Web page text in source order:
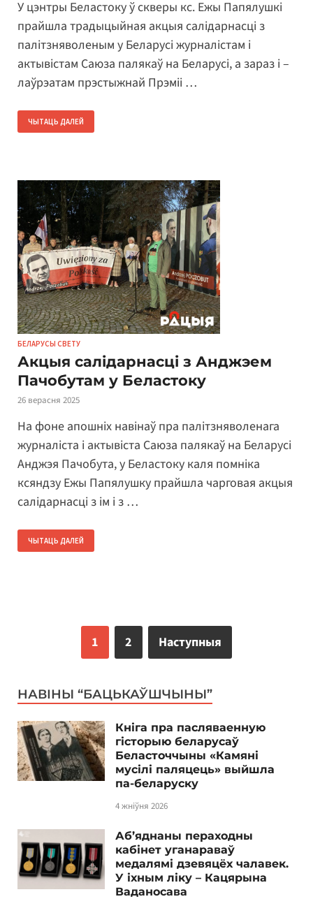
У цэнтры Беластоку ў скверы кс. Ежы Папялушкі
прайшла традыцыйная акцыя салідарнасці з
палітзняволеным у Беларусі журналістам і
актывістам Саюза палякаў на Беларусі, а зараз і –
лаўрэатам прэстыжнай Прэміі …
ЧЫТАЦЬ ДАЛЕЙ
БЕЛАРУСЫ СВЕТУ
Акцыя салідарнасці з Анджэем
Пачобутам у Беластоку
26 верасня 2025
На фоне апошніх навінаў пра палітзняволенага
журналіста і актывіста Саюза палякаў на Беларусі
Анджэя Пачобута, у Беластоку каля помніка
ксяндзу Ежы Папялушку прайшла чарговая акцыя
салідарнасці з ім і з …
ЧЫТАЦЬ ДАЛЕЙ
1 2 Наступныя
НАВІНЫ “БАЦЬКАЎШЧЫНЫ”
Кніга пра пасляваенную
гісторыю беларусаў
Беласточчыны «Камяні
мусілі паляцець» выйшла
па-беларуску
4 жніўня 2026
Аб’яднаны пераходны
кабінет уганараваў
медалямі дзевяцёх чалавек.
У іхным ліку – Кацярына
Ваданосава